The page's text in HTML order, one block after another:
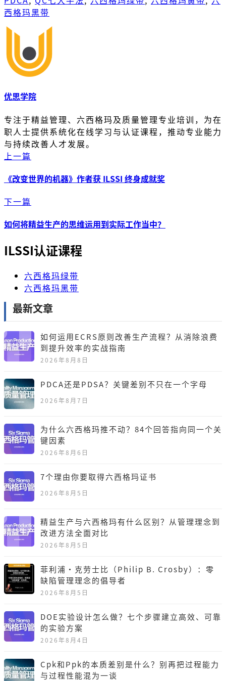
西格玛黑带
优思学院
专注于精益管理、六西格玛及质量管理专业培训，为在
职人士提供系统化在线学习与认证课程，推动专业能力
与持续改善人才发展。
上一篇
《改变世界的机器》作者获 ILSSI 终身成就奖
下一篇
如何将精益生产的思维运用到实际工作当中？
ILSSI认证课程
六西格玛绿带
六西格玛黑带
最新文章
如何运用ECRS原则改善生产流程？从消除浪费
到提升效率的实战指南
2026年8月8日
PDCA还是PDSA？关键差别不只在一个字母
2026年8月7日
为什么六西格玛推不动？84个回答指向同一个关
键因素
2026年8月6日
7个理由你要取得六西格玛证书
2026年8月5日
精益生产与六西格玛有什么区别？从管理理念到
改进方法全面对比
2026年8月5日
菲利浦·克劳士比（Philip B. Crosby）：零
缺陷管理理念的倡导者
2026年8月5日
DOE实验设计怎么做？七个步骤建立高效、可靠
的实验方案
2026年8月4日
Cpk和Ppk的本质差别是什么？别再把过程能力
与过程性能混为一谈